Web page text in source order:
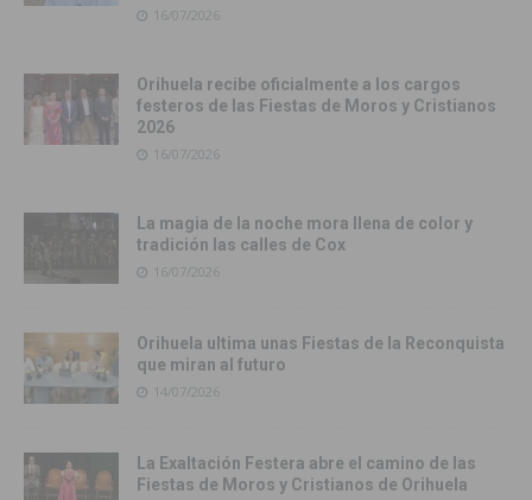
16/07/2026
Orihuela recibe oficialmente a los cargos
festeros de las Fiestas de Moros y Cristianos
2026
16/07/2026
La magia de la noche mora llena de color y
tradición las calles de Cox
16/07/2026
Orihuela ultima unas Fiestas de la Reconquista
que miran al futuro
14/07/2026
La Exaltación Festera abre el camino de las
Fiestas de Moros y Cristianos de Orihuela